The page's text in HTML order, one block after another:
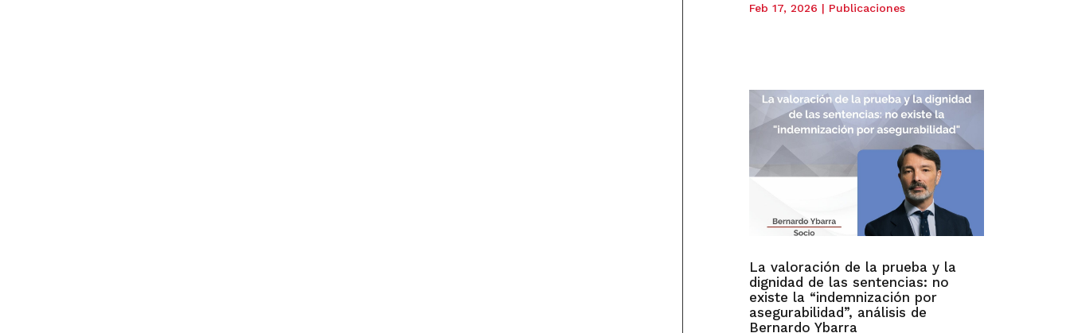
Feb 17, 2026 | Publicaciones
La valoración de la prueba y la
dignidad de las sentencias: no
existe la “indemnización por
asegurabilidad”, análisis de
Bernardo Ybarra